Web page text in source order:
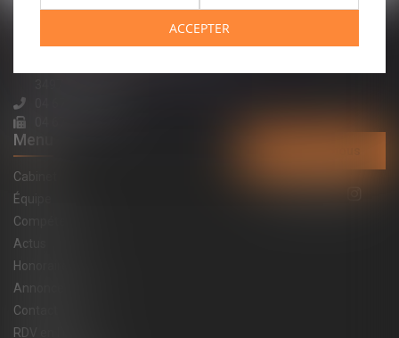
MODELE ALTERNATIVE
Menu
Cabinet
Équipe
Compétences
Actus
Honoraires
Annonces immo
Contact
RDV en ligne
ACCEPTER